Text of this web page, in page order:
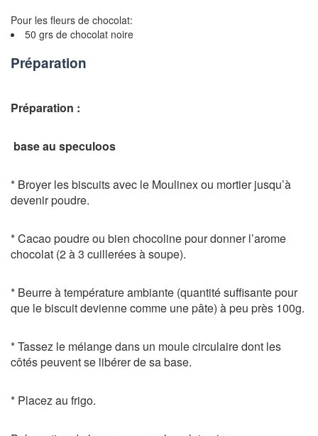
Pour les fleurs de chocolat:
50 grs de chocolat noire
Préparation
Préparation :
base au speculoos
* Broyer les biscuits avec le Moulinex ou mortier jusqu’à
devenir poudre.
* Cacao poudre ou bien chocoline pour donner l’arome
chocolat (2 à 3 cuillerées à soupe).
* Beurre à température ambiante (quantité suffisante pour
que le biscuit devienne comme une pâte) à peu près 100g.
* Tassez le mélange dans un moule circulaire dont les
côtés peuvent se libérer de sa base.
* Placez au frigo.